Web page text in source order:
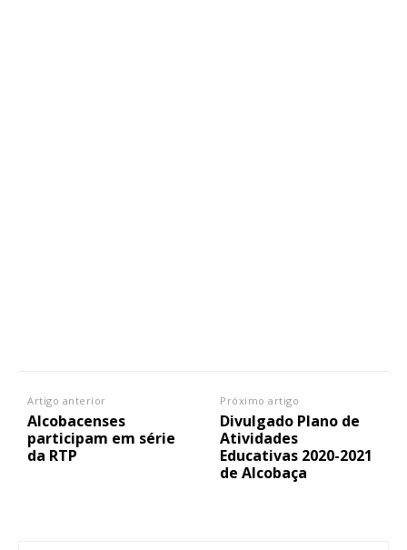
Artigo anterior
Alcobacenses
participam em série
da RTP
Próximo artigo
Divulgado Plano de
Atividades
Educativas 2020-2021
de Alcobaça